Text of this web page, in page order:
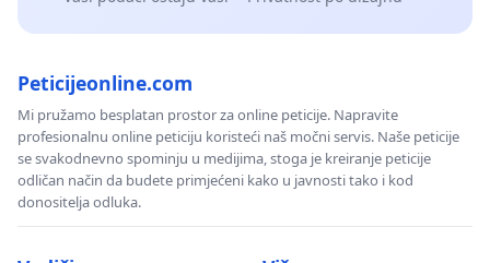
Peticijeonline.com
Mi pružamo besplatan prostor za online peticije. Napravite
profesionalnu online peticiju koristeći naš močni servis. Naše peticije
se svakodnevno spominju u medijima, stoga je kreiranje peticije
odličan način da budete primjećeni kako u javnosti tako i kod
donositelja odluka.